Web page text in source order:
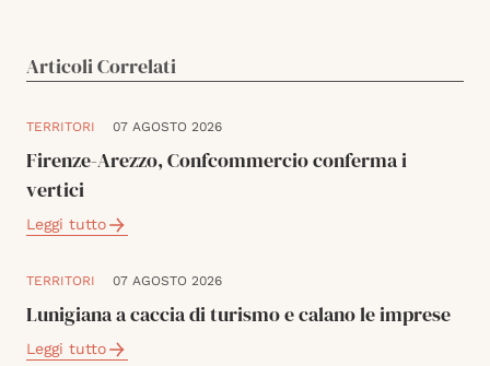
Articoli Correlati
TERRITORI 07 AGOSTO 2026
Firenze-Arezzo, Confcommercio conferma i
vertici
Leggi tutto
TERRITORI 07 AGOSTO 2026
Lunigiana a caccia di turismo e calano le imprese
Leggi tutto